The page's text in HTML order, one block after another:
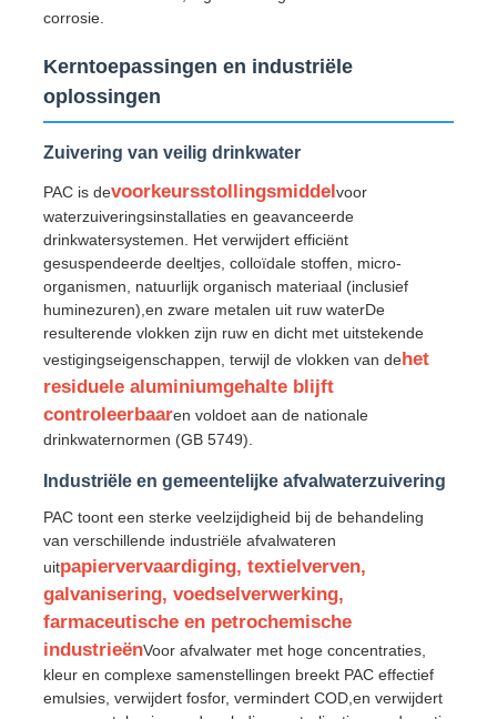
Thuis
Producten
Videos
Over ons
Fabrieksreis
Kwaliteitscontrole
Contacteer ons
nieuws
Alle Gevallen
Persulfaten
corrosie.
Kerntoepassingen en industriële
oplossingen
Zuivering van veilig drinkwater
PAC is devoorkeursstollingsmiddelvoor
waterzuiveringsinstallaties en geavanceerde
drinkwatersystemen. Het verwijdert efficiënt
gesuspendeerde deeltjes, colloïdale stoffen, micro-
organismen, natuurlijk organisch materiaal (inclusief
huminezuren),en zware metalen uit ruw waterDe
resulterende vlokken zijn ruw en dicht met uitstekende
vestigingseigenschappen, terwijl de vlokken van dehet
residuele aluminiumgehalte blijft
controleerbaaren voldoet aan de nationale
drinkwaternormen (GB 5749).
Industriële en gemeentelijke afvalwaterzuivering
PAC toont een sterke veelzijdigheid bij de behandeling
van verschillende industriële afvalwateren
uitpapiervervaardiging, textielverven,
galvanisering, voedselverwerking,
farmaceutische en petrochemische
industrieënVoor afvalwater met hoge concentraties,
kleur en complexe samenstellingen breekt PAC effectief
emulsies, verwijdert fosfor, vermindert COD,en verwijdert